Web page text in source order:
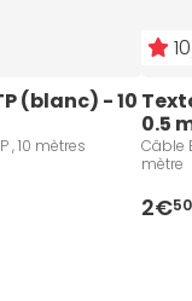
(blanc) - 10
, 10 mètres
0.5
Câble
mètre
2€50